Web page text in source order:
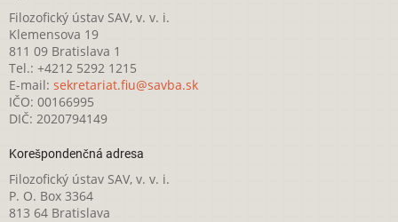
Filozofický ústav SAV, v. v. i.
Klemensova 19
811 09 Bratislava 1
Tel.: +4212 5292 1215
E-mail: sekretariat.fiu@savba.sk
IČO: 00166995
DIČ: 2020794149
Korešpondenčná adresa
Filozofický ústav SAV, v. v. i.
P. O. Box 3364
813 64 Bratislava